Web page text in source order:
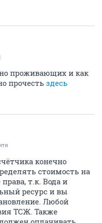
проживающих и как
прочесть здесь
конечно
стоимость на
т.к. Вода и
ресурс и вы
Любой
ТСЖ. Также